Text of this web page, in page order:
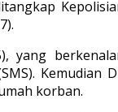
yang
Kemudian
korban.